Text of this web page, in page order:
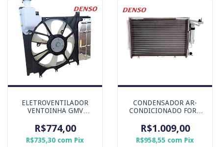
ELETROVENTILADOR
VENTOINHA GMV
R$774,00
R$735,30 com Pix
CONDENSADOR AR-
CONDICIONADO FORD
DRAGON COM
TRANSMISSÃO
AUTOMÁTICO
R$1.009,00
R$958,55 com Pix